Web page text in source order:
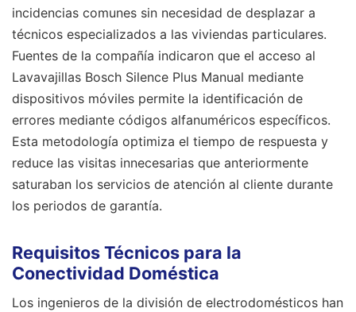
incidencias comunes sin necesidad de desplazar a
técnicos especializados a las viviendas particulares.
Fuentes de la compañía indicaron que el acceso al
Lavavajillas Bosch Silence Plus Manual mediante
dispositivos móviles permite la identificación de
errores mediante códigos alfanuméricos específicos.
Esta metodología optimiza el tiempo de respuesta y
reduce las visitas innecesarias que anteriormente
saturaban los servicios de atención al cliente durante
los periodos de garantía.
Requisitos Técnicos para la
Conectividad Doméstica
Los ingenieros de la división de electrodomésticos han